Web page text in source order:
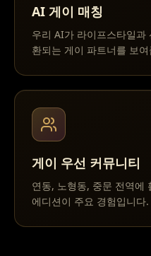
AI 게이 매칭
우리 AI가 라이프스타일과
환되는 게이 파트너를 보
게이 우선 커뮤니티
연동, 노형동, 중문 전역에
에디션이 주요 경험입니다.